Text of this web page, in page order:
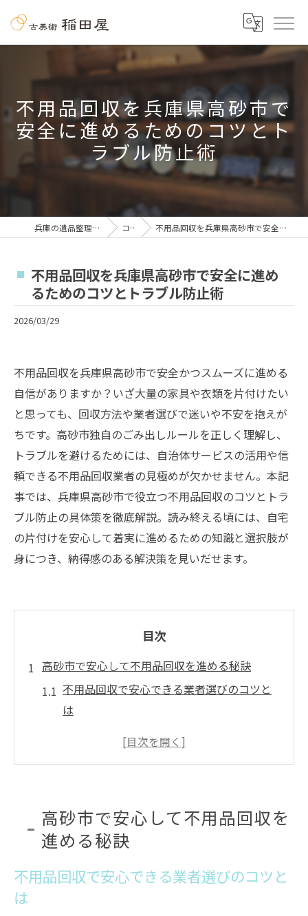
不用品回収を兵庫県高砂市で
安全に進めるためのコツとト
ラブル防止術
兵庫の遺品整理なら古美術 稲田屋 コラム 不用品回収を兵庫県高砂市で安全に進めるためのコツとトラブル防止術
不用品回収を兵庫県高砂市で安全に進め
るためのコツとトラブル防止術
2026/03/29
不用品回収を兵庫県高砂市で安全かつスムーズに進める
自信がありますか？いざ大量の家具や衣類を片付けたい
と思っても、回収方法や業者選びで迷いや不安を抱えが
ちです。高砂市独自のごみ出しルールを正しく理解し、
トラブルを避けるためには、自治体サービスの活用や信
頼できる不用品回収業者の見極めが欠かせません。本記
事では、兵庫県高砂市で役立つ不用品回収のコツとトラ
ブル防止の具体策を徹底解説。読み終える頃には、自宅
の片付けを安心して着実に進めるための知識と選択肢が
身につき、納得感のある解決策を見いだせます。
目次
高砂市で安心して不用品回収を進める秘訣
不用品回収で安心できる業者選びのコツと
は
高砂市のごみ出しルールと不用品回収活用
自治体サービスを賢く使った不用品回収方
法
不用品回収の事前準備とトラブル防止策
不用品回収のトラブル回避術を徹底解説
高砂市で安心して不用品回収を
進める秘訣
不用品回収で安心できる業者選びのコツと
は